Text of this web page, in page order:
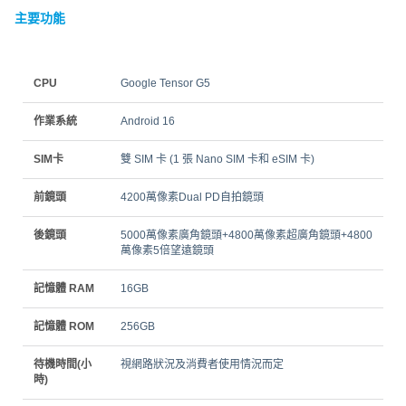
主要功能
CPU Google Tensor G5
作業系統 Android 16
SIM卡 雙 SIM 卡 (1 張 Nano SIM 卡和 eSIM 卡)
前鏡頭 4200萬像素Dual PD自拍鏡頭
後鏡頭
5000萬像素廣角鏡頭+4800萬像素超廣角鏡頭+4800
萬像素5倍望遠鏡頭
記憶體 RAM 16GB
記憶體 ROM 256GB
待機時間(小
時)
視網路狀況及消費者使用情況而定